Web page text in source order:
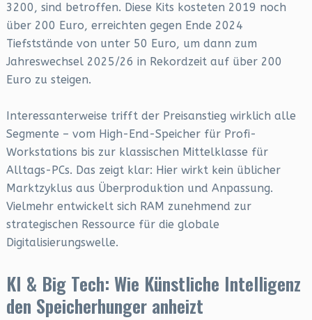
3200, sind betroffen. Diese Kits kosteten 2019 noch
über 200 Euro, erreichten gegen Ende 2024
Tiefststände von unter 50 Euro, um dann zum
Jahreswechsel 2025/26 in Rekordzeit auf über 200
Euro zu steigen.
Interessanterweise trifft der Preisanstieg wirklich alle
Segmente – vom High-End-Speicher für Profi-
Workstations bis zur klassischen Mittelklasse für
Alltags-PCs. Das zeigt klar: Hier wirkt kein üblicher
Marktzyklus aus Überproduktion und Anpassung.
Vielmehr entwickelt sich RAM zunehmend zur
strategischen Ressource für die globale
Digitalisierungswelle.
KI & Big Tech: Wie Künstliche Intelligenz
den Speicherhunger anheizt